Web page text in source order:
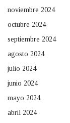
noviembre 2024
octubre 2024
septiembre 2024
agosto 2024
julio 2024
junio 2024
mayo 2024
abril 2024